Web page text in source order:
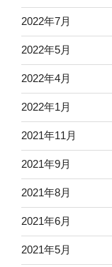
2022年7月
2022年5月
2022年4月
2022年1月
2021年11月
2021年9月
2021年8月
2021年6月
2021年5月